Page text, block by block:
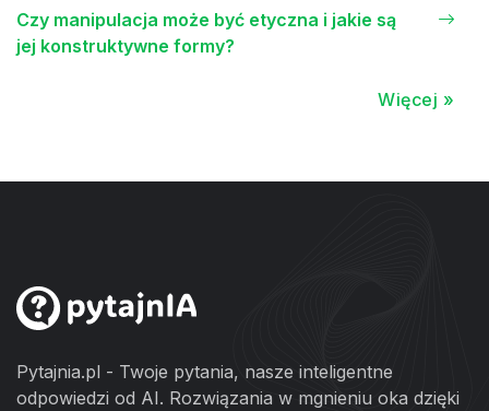
Czy manipulacja może być etyczna i jakie są
jej konstruktywne formy?
Więcej »
Pytajnia.pl - Twoje pytania, nasze inteligentne
odpowiedzi od AI. Rozwiązania w mgnieniu oka dzięki